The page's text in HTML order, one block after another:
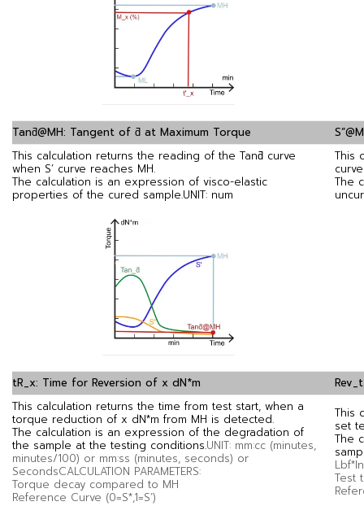
Tanƌ@MH: Tangent of ƌ at Maximum Torque
This calculation returns the reading of the Tanƌ curve
when S’ curve reaches MH.
The calculation is an expression of visco-elastic
properties of the cured sample.UNIT: num
This
The
tR_x: Time for Reversion of x dN*m
This calculation returns the time from test start, when a
torque reduction of x dN*m from MH is detected.
The calculation is an expression of the degradation of
the sample at the testing conditions.UNIT: mm:cc (minutes,
minutes/100) or mm:ss (minutes, seconds) or
SecondsCALCULATION PARAMETERS:
Torque decay compared to MH
Reference Curve (0=S*,1=S’)
This
set
The
Test